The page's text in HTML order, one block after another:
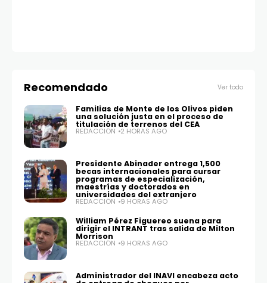
Recomendado Ver todo
Familias de Monte de los Olivos piden
una solución justa en el proceso de
titulación de terrenos del CEA
REDACCIÓN 2 HORAS AGO
Presidente Abinader entrega 1,500
becas internacionales para cursar
programas de especialización,
maestrías y doctorados en
universidades del extranjero
REDACCIÓN 9 HORAS AGO
William Pérez Figuereo suena para
dirigir el INTRANT tras salida de Milton
Morrison
REDACCIÓN 9 HORAS AGO
Administrador del INAVI encabeza acto